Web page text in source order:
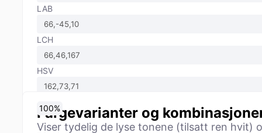
LAB
LCH
HSV
Fargevarianter og
Viser tydelig de lyse tonene (tilsatt ren hvit)
0%
10%
20%
30%
40%
50%
60%
70%
80%
90%
100%